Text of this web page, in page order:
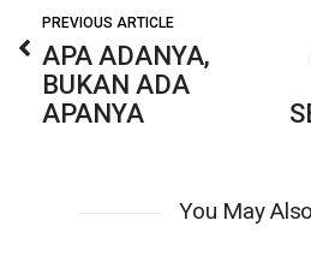
PREVIOUS ARTICLE
APA ADANYA,
BUKAN ADA
APANYA
You May